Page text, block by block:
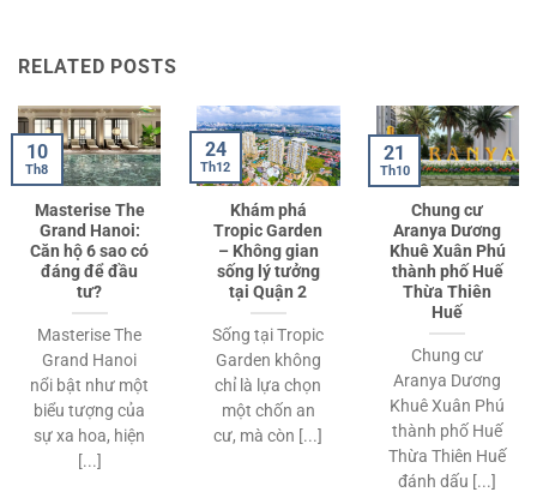
RELATED POSTS
Masterise The
Grand Hanoi:
Căn hộ 6 sao có
đáng để đầu
tư?
Masterise The
Grand Hanoi
nổi bật như một
biểu tượng của
sự xa hoa, hiện
[...]
10
Th8
Khám phá
Tropic Garden
– Không gian
sống lý tưởng
tại Quận 2
Sống tại Tropic
Garden không
chỉ là lựa chọn
một chốn an
cư, mà còn [...]
24
Th12
Chung cư
Aranya Dương
Khuê Xuân Phú
thành phố Huế
Thừa Thiên
Huế
Chung cư
Aranya Dương
Khuê Xuân Phú
thành phố Huế
Thừa Thiên Huế
đánh dấu [...]
21
Th10